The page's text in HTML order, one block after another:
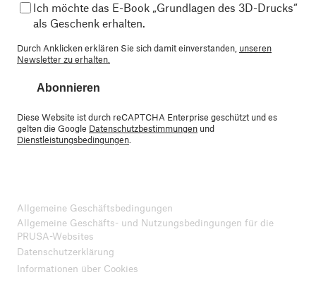
Ich möchte das E-Book „Grundlagen des 3D-Drucks“
als Geschenk erhalten.
Durch Anklicken erklären Sie sich damit einverstanden, unseren
Newsletter zu erhalten.
Abonnieren
Diese Website ist durch reCAPTCHA Enterprise geschützt und es
gelten die Google Datenschutzbestimmungen und
Dienstleistungsbedingungen.
Allgemeine Geschäftsbedingungen
Allgemeine Geschäfts- und Nutzungsbedingungen für die
PRUSA-Websites
Datenschutzerklärung
Informationen über Cookies